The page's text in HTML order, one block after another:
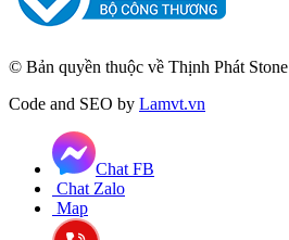
© Bản quyền thuộc về Thịnh Phát Stone
Code and SEO by Lamvt.vn
Chat FB
Chat Zalo
Map